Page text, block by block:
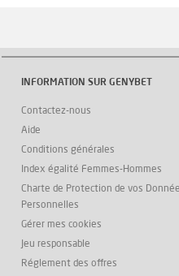
INFORMATION SUR GENYBET
Contactez-nous
Aide
Conditions générales
Index égalité Femmes-Hommes
Charte de Protection de vos
Personnelles
Gérer mes cookies
Jeu responsable
Réglement des offres